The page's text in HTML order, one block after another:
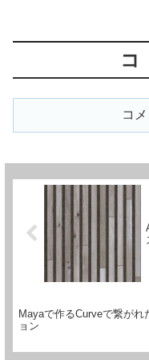
コ
Mayaで作るCurveで繋がれ
ョン